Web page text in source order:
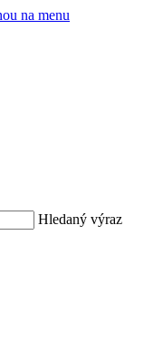
na menu
Hledaný výraz